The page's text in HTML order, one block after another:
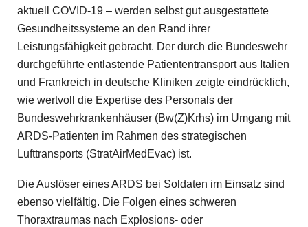
aktuell COVID-19 – werden selbst gut ausgestattete
Gesundheitssysteme an den Rand ihrer
Leistungsfähigkeit gebracht. Der durch die Bundeswehr
durchgeführte entlastende Patiententransport aus Italien
und Frankreich in deutsche Kliniken zeigte eindrücklich,
wie wertvoll die Expertise des Personals der
Bundeswehrkrankenhäuser (Bw(Z)Krhs) im Umgang mit
ARDS-Patienten im Rahmen des strategischen
Lufttransports (StratAirMedEvac) ist.
Die Auslöser eines ARDS bei Soldaten im Einsatz sind
ebenso vielfältig. Die Folgen eines schweren
Thoraxtraumas nach Explosions- oder